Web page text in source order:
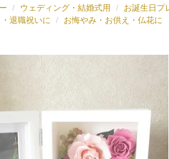
ウェディング・結婚式用 お誕生日プ
退職祝いに
お悔やみ・お供え・仏花に